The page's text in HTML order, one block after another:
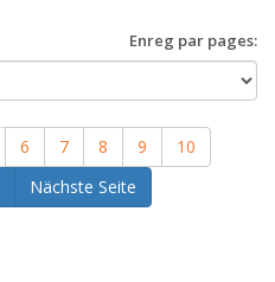
Enreg par pages:
6 7 8 9
10
Nächste Seite